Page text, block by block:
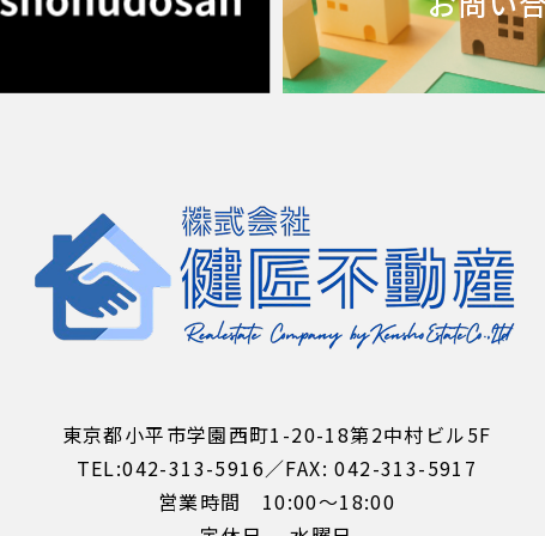
東京都小平市学園西町1-20-18第2中村ビル5F
TEL:042-313-5916／FAX: 042-313-5917
営業時間 10:00～18:00